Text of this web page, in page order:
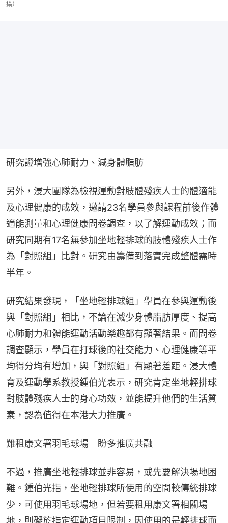
攝）
研究證增強心肺耐力、減身體脂肪
另外，浸大團隊為檢視運動對肢體殘疾人士的體適能
及心理健康的成效，邀請23名學員參與課程前後作體
適能測量和心理健康問卷調查，以了解運動成效；而
研究同期有17名無參加坐地輕排球的肢體殘疾人士作
為「對照組」比對。研究由籌備到落實完成整體需時
半年。
研究結果發現，「坐地輕排球組」學員在參與運動後
與「對照組」相比，不論在減少身體脂肪厚度、提高
心肺耐力和體能運動活動樂趣都有顯著結果。而問卷
調查顯示，學員在打球後的社交能力、心理健康等平
均得分均有增加，與「對照組」有顯著差距。浸大體
育及運動學系教授鍾伯光表示，研究肯定坐地輕排球
對肢體殘疾人士的身心功效，並能提升他們的生活質
素，認為值得在本港大力推廣。
難租康文署羽毛球場　盼多推廣共融
不過，推廣坐地輕排球並非容易，或先要解決場地困
難。鍾伯光指，坐地輕排球所使用的空間較傳統排球
少，可使用羽毛球場地，但若要租用康文署相關場
地，則礙於指定運動項目限制，因使用的是輕排球而